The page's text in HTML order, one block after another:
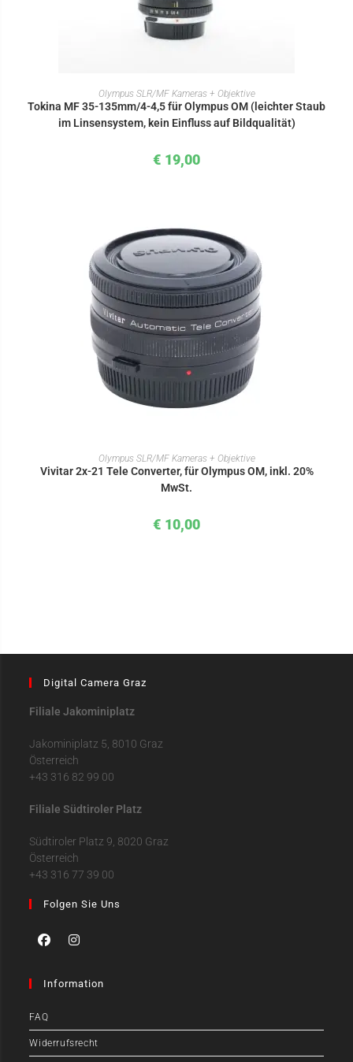
IN DEN WARENKORB
Olympus SLR/MF Kameras + Objektive
Tokina MF 35-135mm/4-4,5 für Olympus OM (leichter Staub
im Linsensystem, kein Einfluss auf Bildqualität)
€ 19,00
IN DEN WARENKORB
Olympus SLR/MF Kameras + Objektive
Vivitar 2x-21 Tele Converter, für Olympus OM, inkl. 20%
MwSt.
€ 10,00
Digital Camera Graz
Filiale Jakominiplatz
Jakominiplatz 5, 8010 Graz
Österreich
+43 316 82 99 00
Filiale Südtiroler Platz
Südtiroler Platz 9, 8020 Graz
Österreich
+43 316 77 39 00
Folgen Sie Uns
Information
FAQ
Widerrufsrecht